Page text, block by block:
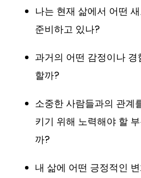
나는 현재 삶에서 어떤
준비하고 있나?
과거의 어떤 감정이나
할까?
소중한 사람들과의 관계
키기 위해 노력해야 할
까?
내 삶에 어떤 긍정적인